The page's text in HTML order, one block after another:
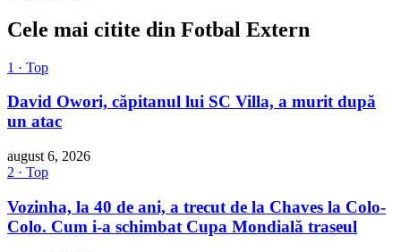
Cele mai citite din Fotbal Extern
1 · Top
David Owori, căpitanul lui SC Villa, a murit după
un atac
august 6, 2026
2 · Top
Vozinha, la 40 de ani, a trecut de la Chaves la Colo-
Colo. Cum i-a schimbat Cupa Mondială traseul